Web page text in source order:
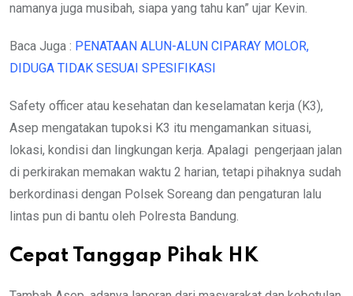
namanya juga musibah, siapa yang tahu kan” ujar Kevin.
Baca Juga : PENATAAN ALUN-ALUN CIPARAY MOLOR,
DIDUGA TIDAK SESUAI SPESIFIKASI
Safety officer atau kesehatan dan keselamatan kerja (K3),
Asep mengatakan tupoksi K3 itu mengamankan situasi,
lokasi, kondisi dan lingkungan kerja. Apalagi pengerjaan jalan
di perkirakan memakan waktu 2 harian, tetapi pihaknya sudah
berkordinasi dengan Polsek Soreang dan pengaturan lalu
lintas pun di bantu oleh Polresta Bandung.
Cepat Tanggap Pihak HK